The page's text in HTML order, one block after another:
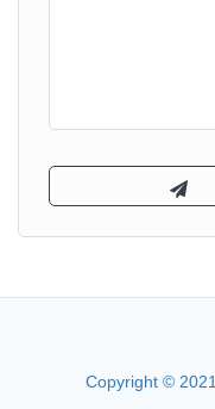
Copyright © 2021